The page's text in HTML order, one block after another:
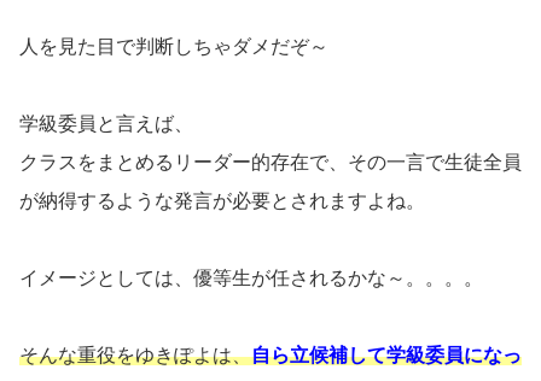
人を見た目で判断しちゃダメだぞ～
学級委員と言えば、
クラスをまとめるリーダー的存在で、その一言で生徒全員
が納得するような発言が必要とされますよね。
イメージとしては、優等生が任されるかな～。。。。
そんな重役をゆきぽよは、自ら立候補して学級委員になっ